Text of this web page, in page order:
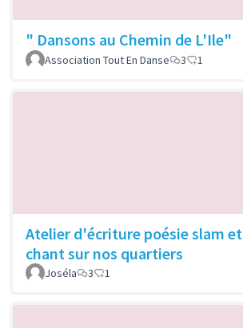
" Dansons au Chemin de L'Ile"
Association Tout En Danse
3 1
Atelier d'écriture poésie slam et
chant sur nos quartiers
Joséla 3 1